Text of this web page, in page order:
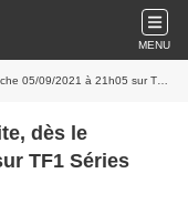
MENU
2021 à 21h05 sur TF1 Séries films
dès le
TF1 Séries